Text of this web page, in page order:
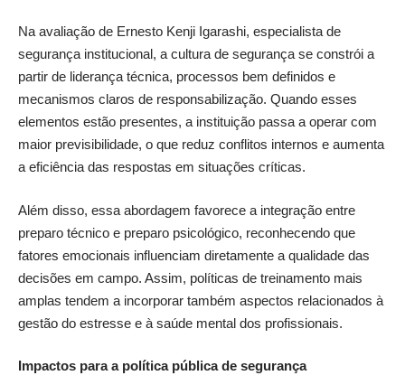
Na avaliação de Ernesto Kenji Igarashi, especialista de
segurança institucional, a cultura de segurança se constrói a
partir de liderança técnica, processos bem definidos e
mecanismos claros de responsabilização. Quando esses
elementos estão presentes, a instituição passa a operar com
maior previsibilidade, o que reduz conflitos internos e aumenta
a eficiência das respostas em situações críticas.
Além disso, essa abordagem favorece a integração entre
preparo técnico e preparo psicológico, reconhecendo que
fatores emocionais influenciam diretamente a qualidade das
decisões em campo. Assim, políticas de treinamento mais
amplas tendem a incorporar também aspectos relacionados à
gestão do estresse e à saúde mental dos profissionais.
Impactos para a política pública de segurança